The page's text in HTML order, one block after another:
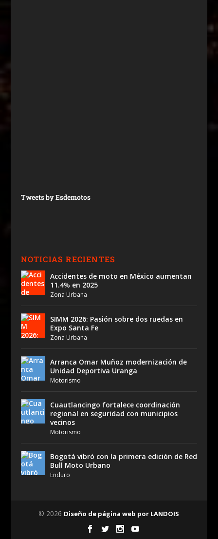
Tweets by Esdemotos
NOTICIAS RECIENTES
Accidentes de moto en México aumentan
11.4% en 2025
Zona Urbana
SIMM 2026: Pasión sobre dos ruedas en
Expo Santa Fe
Zona Urbana
Arranca Omar Muñoz modernización de
Unidad Deportiva Uranga
Motorismo
Cuautlancingo fortalece coordinación
regional en seguridad con municipios
vecinos
Motorismo
Bogotá vibró con la primera edición de Red
Bull Moto Urbano
Enduro
© 2026 Diseño de página web por LANDOIS